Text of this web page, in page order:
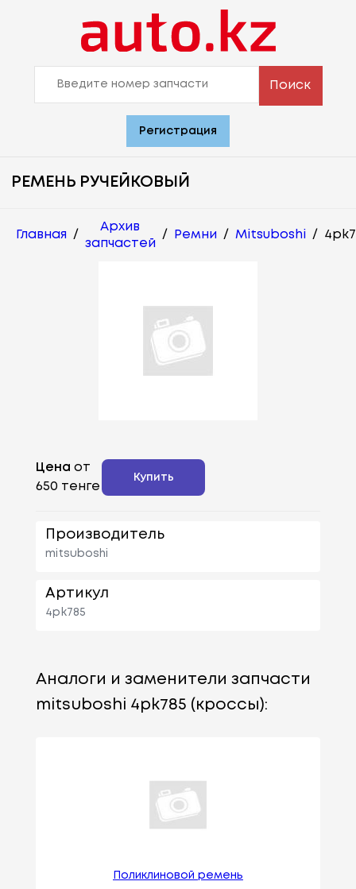
Поиск
Регистрация
РЕМЕНЬ РУЧЕЙКОВЫЙ
Главная /
Архив
запчастей
/ Ремни / Mitsuboshi /
Цена от
650 тенге
Купить
Производитель
mitsuboshi
Артикул
4pk785
Аналоги и заменители запчасти
mitsuboshi 4pk785 (кроссы):
Поликлиновой ремень